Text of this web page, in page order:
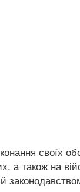
своїх
а також на